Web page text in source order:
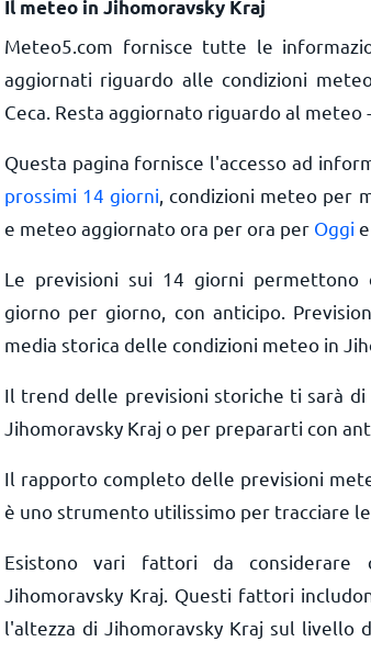
Il meteo in Jihomoravsky Kraj
Meteo5.com fornisce tutte le
aggiornati riguardo alle condizioni
Ceca. Resta aggiornato riguardo al meteo
Questa pagina fornisce l'accesso ad
prossimi 14 giorni , condizioni meteo per
e meteo aggiornato ora per ora per Oggi e
Le previsioni sui 14 giorni permettono
giorno per giorno, con anticipo.
media storica delle condizioni meteo in
Il trend delle previsioni storiche ti sarà
Jihomoravsky Kraj o per prepararti con
Il rapporto completo delle previsioni
è uno strumento utilissimo per tracciare
Esistono vari fattori da
Jihomoravsky Kraj. Questi fattori
l'altezza di Jihomoravsky Kraj sul livello